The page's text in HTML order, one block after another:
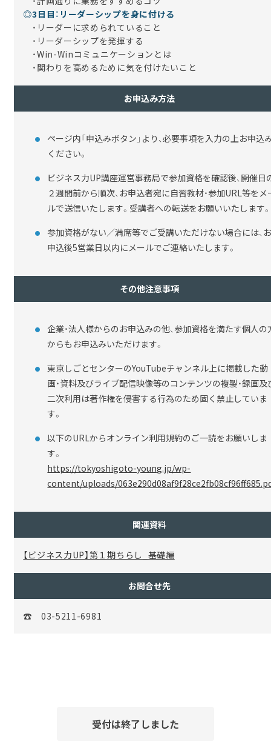
◎3日目：リーダーシップを身に付ける
・リーダーに求められていること
・リーダーシップを発揮する
・Win-Winコミュニケーションとは
・関わりを高めるために気を付けたいこと
お申込み方法
ページ内「申込みボタン」より、必要事項を入力の上お申込
ください。
ビジネス力UP講座運営事務局で参加資格を確認後、開催日
２週間前から順次、お申込者宛に自習教材・参加URL等をメ
ルで送信いたします。受講者への転送をお願いいたします。
参加資格がない／満席等でご受講いただけない場合には、
申込後5営業日以内にメールでご連絡いたします。
その他注意事項
企業・法人様からのお申込みの他、参加資格を満たす個人の
からもお申込みいただけます。
東京しごとセンターのYouTubeチャンネル上に掲載した動
画・資料及びライブ配信映像等のコンテンツの複製・録画及
二次利用は著作権を侵害する行為のため固く禁止していま
す。
以下のURLからオンライン利用規約のご一読をお願いしま
す。
https://tokyoshigoto-young.jp/wp-
content/uploads/
関連資料
【ビジネス力UP】第１期ちらし_基礎編
お問合せ先
☎ 03-5211-6981
受付は終了しました